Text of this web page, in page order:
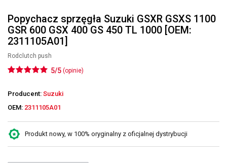
Popychacz sprzęgła Suzuki GSXR GSXS 1100
GSR 600 GSX 400 GS 450 TL 1000 [OEM:
2311105A01]
Rodclutch push
5/5 (opinie)
Producent: Suzuki
OEM: 2311105A01
Produkt nowy, w 100% oryginalny z oficjalnej dystrybucji